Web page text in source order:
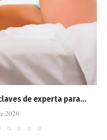
de experta para...
2026